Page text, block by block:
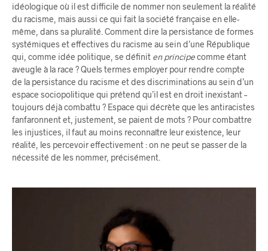
idéologique où il est difficile de nommer non seulement la réalité
du racisme, mais aussi ce qui fait la société française en elle-
même, dans sa pluralité. Comment dire la persistance de formes
systémiques et effectives du racisme au sein d’une République
qui, comme idée politique, se définit en principecomme étant
aveugle à la race ? Quels termes employer pour rendre compte
de la persistance du racisme et des discriminations au sein d’un
espace sociopolitique qui prétend qu’il est en droit inexistant –
toujours déjà combattu ? Espace qui décrète que les antiracistes
fanfaronnent et, justement, se paient de mots ? Pour combattre
les injustices, il faut au moins reconnaître leur existence, leur
réalité, les percevoir effectivement : on ne peut se passer de la
nécessité de les nommer, précisément.